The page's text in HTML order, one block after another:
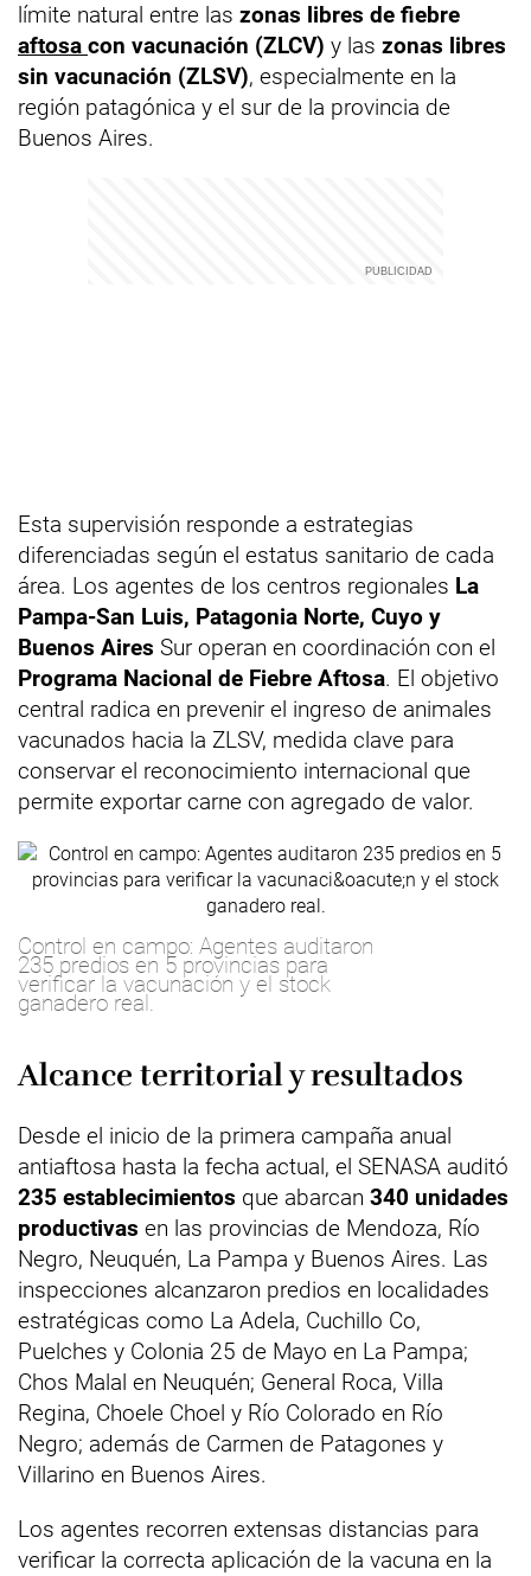
límite natural entre las zonas libres de fiebre
aftosa con vacunación (ZLCV) y las zonas libres
sin vacunación (ZLSV), especialmente en la
región patagónica y el sur de la provincia de
Buenos Aires.
Esta supervisión responde a estrategias
diferenciadas según el estatus sanitario de cada
área. Los agentes de los centros regionales La
Pampa-San Luis, Patagonia Norte, Cuyo y
Buenos Aires Sur operan en coordinación con el
Programa Nacional de Fiebre Aftosa. El objetivo
central radica en prevenir el ingreso de animales
vacunados hacia la ZLSV, medida clave para
conservar el reconocimiento internacional que
permite exportar carne con agregado de valor.
Control en campo: Agentes auditaron
235 predios en 5 provincias para
verificar la vacunación y el stock
ganadero real.
Alcance territorial y resultados
Desde el inicio de la primera campaña anual
antiaftosa hasta la fecha actual, el SENASA auditó
235 establecimientos que abarcan 340 unidades
productivas en las provincias de Mendoza, Río
Negro, Neuquén, La Pampa y Buenos Aires. Las
inspecciones alcanzaron predios en localidades
estratégicas como La Adela, Cuchillo Co,
Puelches y Colonia 25 de Mayo en La Pampa;
Chos Malal en Neuquén; General Roca, Villa
Regina, Choele Choel y Río Colorado en Río
Negro; además de Carmen de Patagones y
Villarino en Buenos Aires.
Los agentes recorren extensas distancias para
verificar la correcta aplicación de la vacuna en la